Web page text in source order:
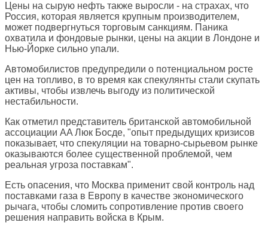
Цены на сырую нефть также выросли - на страхах, что
Россия, которая является крупным производителем,
может подвергнуться торговым санкциям. Паника
охватила и фондовые рынки, цены на акции в Лондоне и
Нью-Йорке сильно упали.
Автомобилистов предупредили о потенциальном росте
цен на топливо, в то время как спекулянты стали скупать
активы, чтобы извлечь выгоду из политической
нестабильности.
Как отметил представитель британской автомобильной
ассоциации AA Люк Босде, "опыт предыдущих кризисов
показывает, что спекуляции на товарно-сырьевом рынке
оказываются более существенной проблемой, чем
реальная угроза поставкам".
Есть опасения, что Москва применит свой контроль над
поставками газа в Европу в качестве экономического
рычага, чтобы сломить сопротивление против своего
решения направить войска в Крым.